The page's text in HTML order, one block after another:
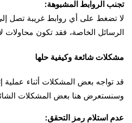
تجنب الروابط المشبوهة:
لا تضغط على أي روابط غريبة تصل إلى
الرسائل الخاصة، فقد تكون محاولات
مشكلات شائعة وكيفية حلها
قد تواجه بعض المشكلات أثناء عملية
وسنستعرض هنا بعض المشكلات
عدم استلام رمز التحقق: